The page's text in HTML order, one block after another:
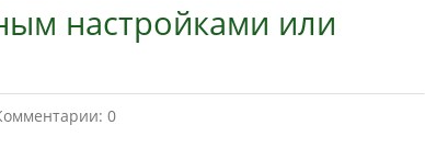
настройками или
0